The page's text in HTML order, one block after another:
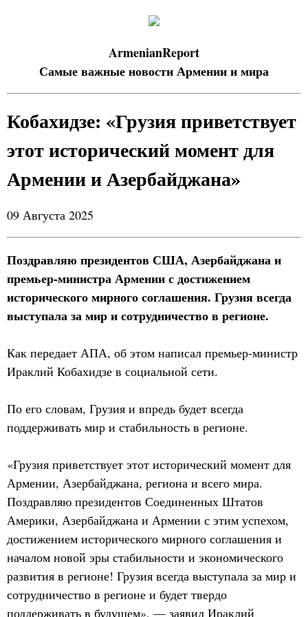
ArmenianReport
Самые важные новости Армении и мира
Кобахидзе: «Грузия приветствует
этот исторический момент для
Армении и Азербайджана»
09 Августа 2025
Поздравляю президентов США, Азербайджана и
премьер-министра Армении с достижением
исторического мирного соглашения. Грузия всегда
выступала за мир и сотрудничество в регионе.
Как передает АПА, об этом написал премьер-министр
Ираклий Кобахидзе в социальной сети.
По его словам, Грузия и впредь будет всегда
поддерживать мир и стабильность в регионе.
«Грузия приветствует этот исторический момент для
Армении, Азербайджана, региона и всего мира.
Поздравляю президентов Соединенных Штатов
Америки, Азербайджана и Армении с этим успехом,
достижением исторического мирного соглашения и
началом новой эры стабильности и экономического
развития в регионе! Грузия всегда выступала за мир и
сотрудничество в регионе и будет твердо
поддерживать в будущем», — заявил Ираклий